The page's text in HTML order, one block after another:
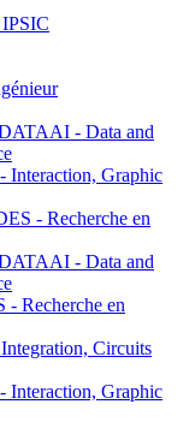
- Data and
Graphic
- Recherche en
- Data and
Recherche en
Circuits
Graphic